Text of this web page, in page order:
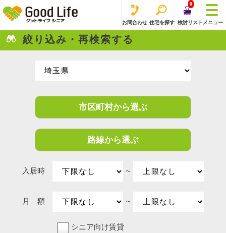
お問合わせ 住宅を探す
0
検討リスト メニュー
絞り込み・再検索する
市区町村から選ぶ
路線から選ぶ
入居時 〜
月 額 〜
シニア向け賃貸